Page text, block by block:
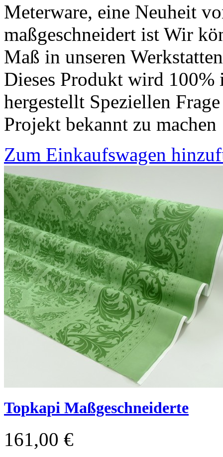
Meterware, eine Neuheit
maßgeschneidert ist Wir
Maß in unseren
Dieses Produkt wird 100%
hergestellt Speziellen
Projekt bekannt zu machen
Zum Einkaufswagen
Topkapi Maßgeschneiderte
161,00 €